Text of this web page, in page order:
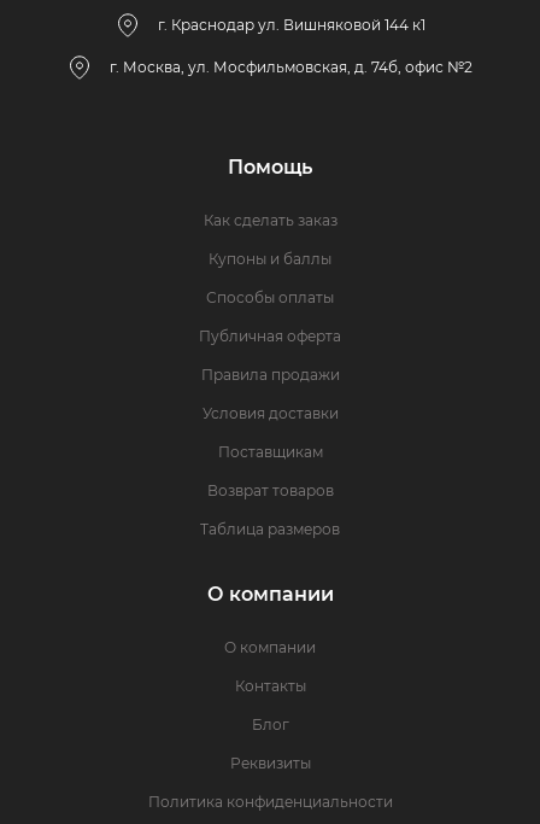
г. Краснодар ул. Вишняковой 144 к1
г. Москва, ул. Мосфильмовская, д. 74б, офис №2
Помощь
Как сделать заказ
Купоны и баллы
Способы оплаты
Публичная оферта
Правила продажи
Условия доставки
Поставщикам
Возврат товаров
Таблица размеров
О компании
О компании
Контакты
Блог
Реквизиты
Политика конфиденциальности